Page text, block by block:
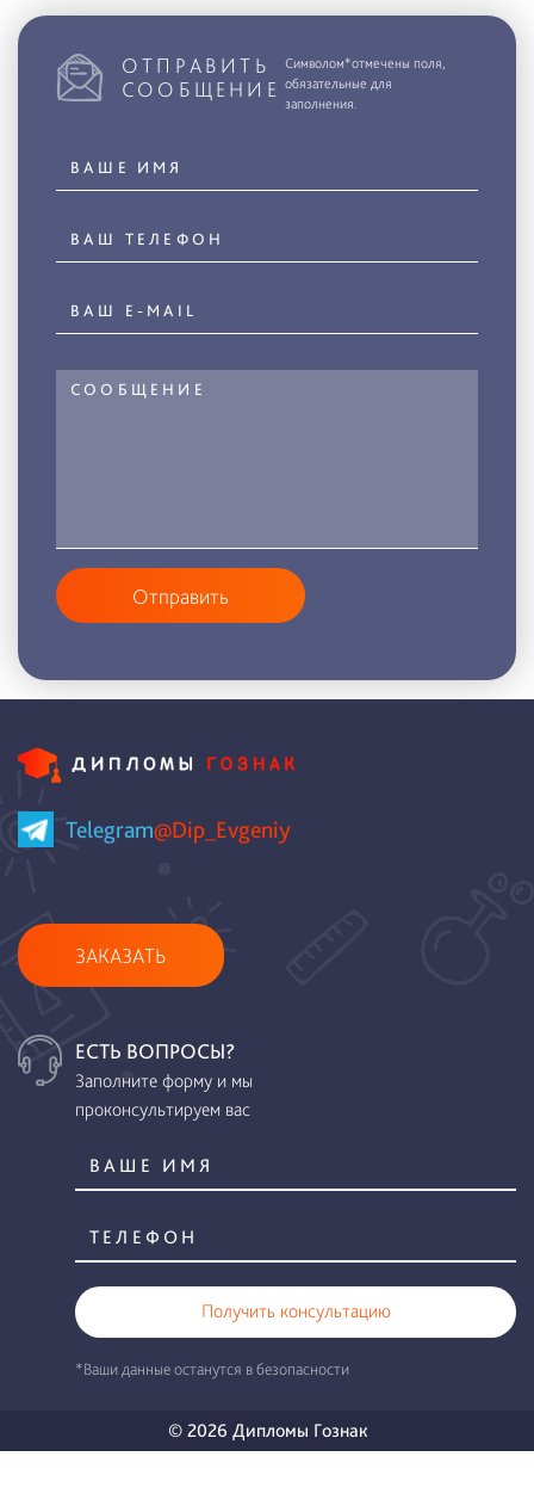
ОТПРАВИТЬ
СООБЩЕНИЕ
Символом*отмечены поля,
обязательные для
заполнения.
Отправить
Telegram@Dip_Evgeniy
ЗАКАЗАТЬ
ЕСТЬ ВОПРОСЫ?
Заполните форму и мы
проконсультируем вас
Получить консультацию
*Ваши данные останутся в безопасности
© 2026 Дипломы Гознак